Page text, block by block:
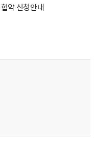
약 신청안내